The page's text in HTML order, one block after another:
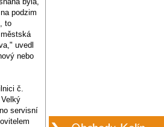
podzim
to
uvedl
nebo
č.
servisní